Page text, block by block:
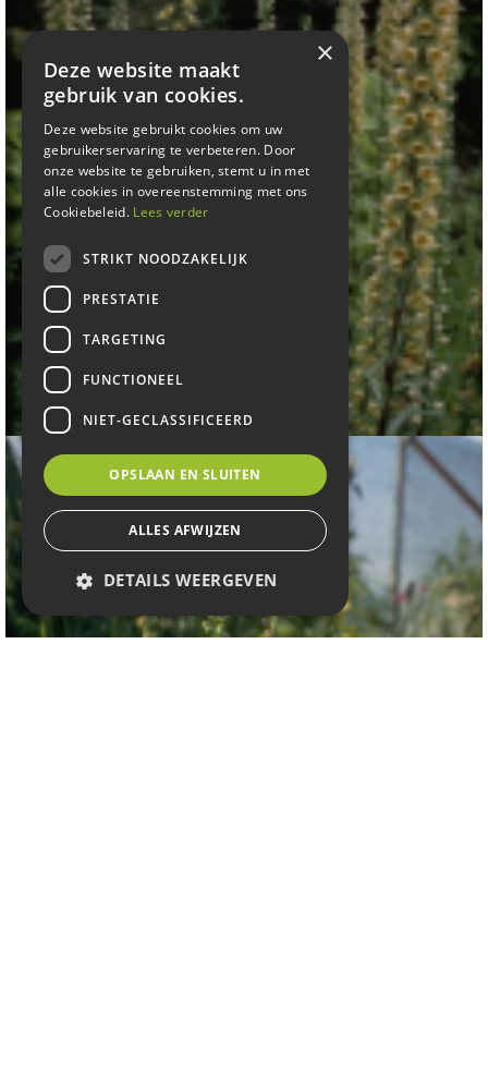
Digitalis laevigata
×
Deze website maakt
gebruik van cookies.
Deze website gebruikt cookies om uw
gebruikerservaring te verbeteren. Door
onze website te gebruiken, stemt u in met
alle cookies in overeenstemming met ons
Cookiebeleid. Lees verder
STRIKT NOODZAKELIJK
PRESTATIE
TARGETING
FUNCTIONEEL
NIET-GECLASSIFICEERD
OPSLAAN EN SLUITEN
ALLES AFWIJZEN
DETAILS WEERGEVEN